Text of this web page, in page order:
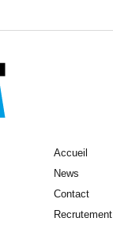
Accueil
News
Contact
Recrutement